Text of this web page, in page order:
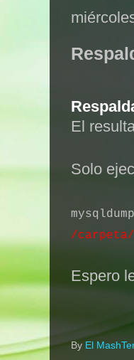
El
Solo
/
Espero
By El